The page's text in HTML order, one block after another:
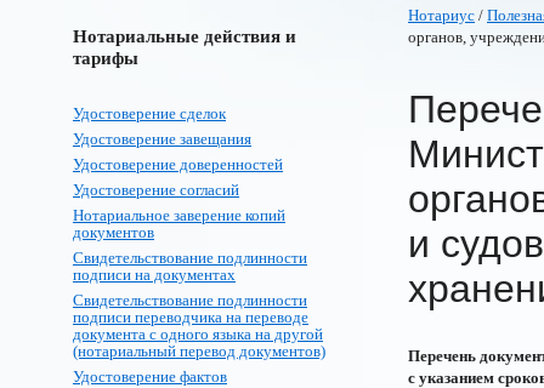
Нотариальные действия и
тарифы
Удостоверение сделок
Удостоверение завещания
Удостоверение доверенностей
Удостоверение согласий
Нотариальное заверение копий
документов
Свидетельствование подлинности
подписи на документах
Свидетельствование подлинности
подписи переводчика на переводе
документа с одного языка на другой
(нотариальный перевод документов)
Удостоверение фактов
Нотариус /
органов,
и
Перечень
с указанием